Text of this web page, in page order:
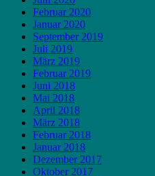
Februar 2020
Januar 2020
September 2019
Juli 2019
März 2019
Februar 2019
Juni 2018
Mai 2018
April 2018
März 2018
Februar 2018
Januar 2018
Dezember 2017
Oktober 2017